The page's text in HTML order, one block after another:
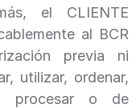
el CLIENTE
al BCR
previa ni
utilizar, ordenar,
procesar o de